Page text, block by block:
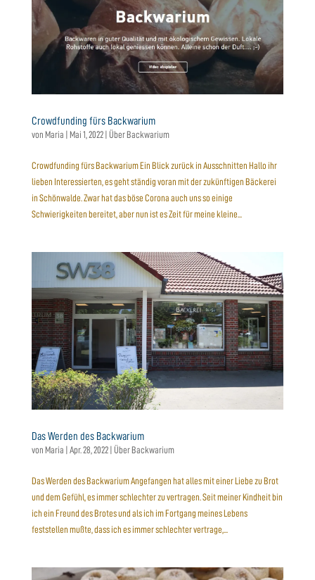
Crowdfunding fürs Backwarium
von Maria | Mai 1, 2022| Über Backwarium
Crowdfunding fürs Backwarium Ein Blick zurück in Ausschnitten Hallo ihr
lieben Interessierten, es geht ständig voran mit der zukünftigen Bäckerei
in Schönwalde. Zwar hat das böse Corona auch uns so einige
Schwierigkeiten bereitet, aber nun ist es Zeit für meine kleine...
Das Werden des Backwarium
von Maria | Apr. 28, 2022| Über Backwarium
Das Werden des Backwarium Angefangen hat alles mit einer Liebe zu Brot
und dem Gefühl, es immer schlechter zu vertragen. Seit meiner Kindheit bin
ich ein Freund des Brotes und als ich im Fortgang meines Lebens
feststellen mußte, dass ich es immer schlechter vertrage,...